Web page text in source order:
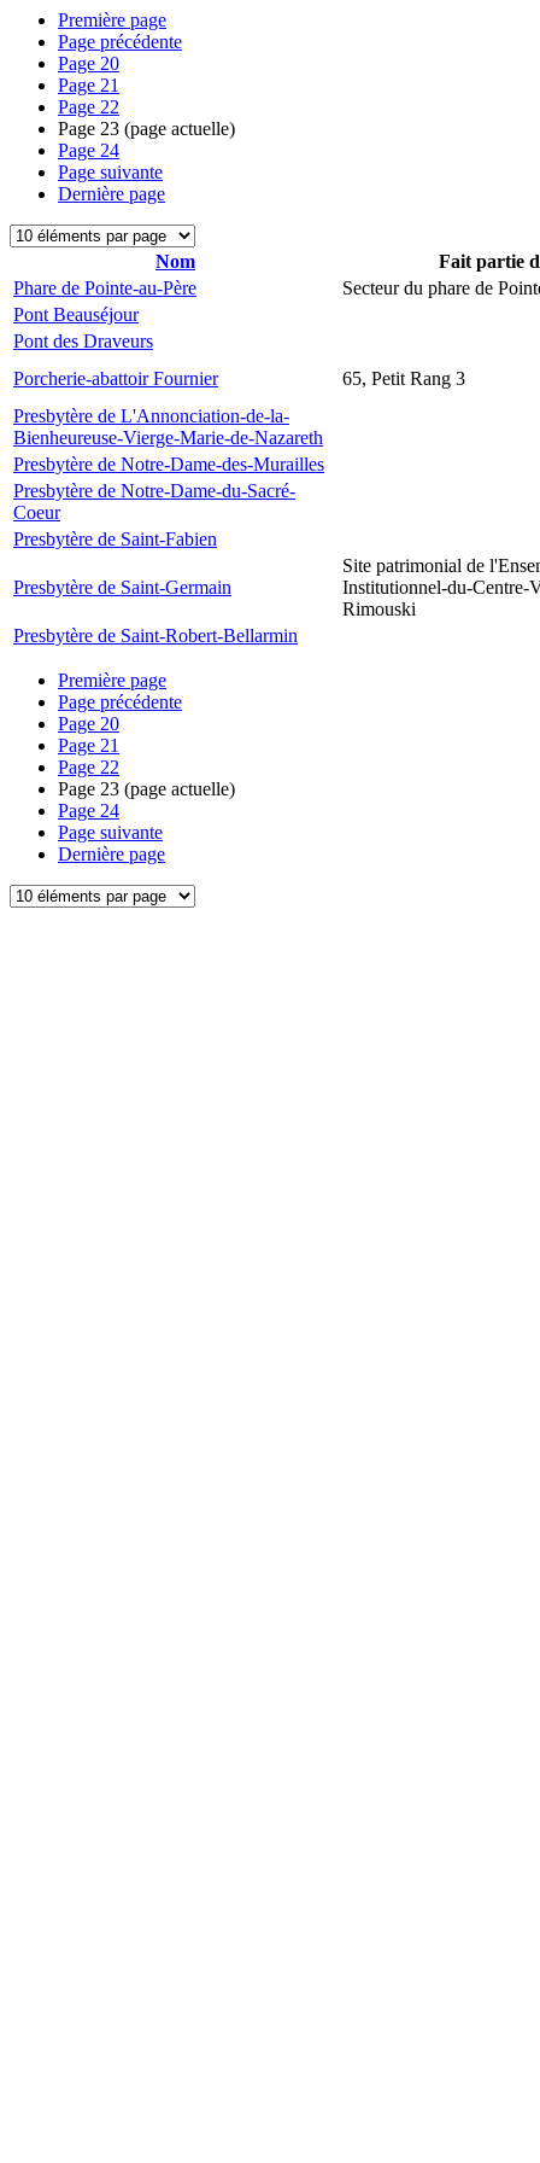
Première page
Page précédente
Page 20
Page 21
Page 22
Page 23 (page actuelle)
Page 24
Page suivante
Dernière page
Nom
Fait partie
Phare de Pointe-au-Père
Secteur du phare de
Pont Beauséjour
Pont des Draveurs
Porcherie-abattoir Fournier
65, Petit Rang 3
Presbytère de L'Annonciation-de-la-
Bienheureuse-Vierge-Marie-de-Nazareth
Presbytère de Notre-Dame-des-Murailles
Presbytère de Notre-Dame-du-Sacré-
Coeur
Presbytère de Saint-Fabien
Presbytère de Saint-Germain
Site patrimonial de
Institutionnel-du-Centre-
Rimouski
Presbytère de Saint-Robert-Bellarmin
Première page
Page précédente
Page 20
Page 21
Page 22
Page 23 (page actuelle)
Page 24
Page suivante
Dernière page